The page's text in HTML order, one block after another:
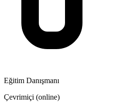
Eğitim Danışmanı
Çevrimiçi (online)